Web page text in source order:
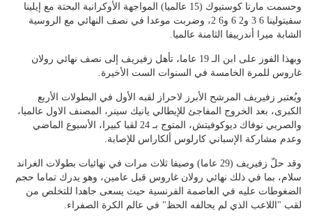
وحسمت مارتا كوستيوك (15 عالميا) المواجهة الأوكرانية البحتة مع إيلينا
سفيتولينا 6 3 و2 6 و6 2، وضربت موعدا في نصف النهائي مع الروسية
الشابة ميرا أندرييفا الثامنة عالميا.
وبهذا الفوز على ابن الـ 19 عاما، تأهل زفيريف إلى نصف نهائي رولان
غاروس للمرة الخامسة في السنوات الست الأخيرة.
ويُعتبر زفيريف المرشح الأبرز لاحراز لقبه الأول في البطولات الأربع
الكبرى، بعد الخروج المفاجئ للإيطالي يانيك سينر، المصنف الاول عالميا،
والصربي نوفاك ديوكوفيتش، المتوج بـ 24 لقبا كبيرا، الأسبوع الماضي
وعدم مشاركة الإسباني كارلوس ألكاراس للإصابة.
وقد حلّ زفيريف (29 عاما) وصيفا ثلاث مرات في نهائيات بطولات الغراند
سلام، بما في ذلك نهائي رولان غاروس قبل عامين، وهو يدرك تماما حجم
الضغوطات عليه في العاصمة الفرنسية حيث يسعى جاهدا للتخلص من
لقب "اللاعب الذي لم يحالفه الحظ" في عالم الكرة الصفراء.